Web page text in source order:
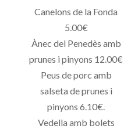
Canelons de la Fonda
5.00€
Ànec del Penedès amb
prunes i pinyons 12.00€
Peus de porc amb
salseta de prunes i
pinyons 6.10€.
Vedella amb bolets